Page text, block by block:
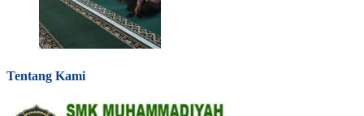
Tentang Kami